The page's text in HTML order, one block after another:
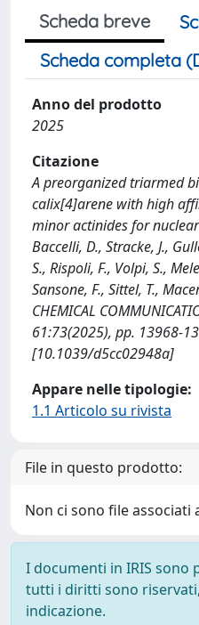
Scheda breve
Scheda completa
Anno del prodotto
2025
Citazione
A preorganized triarmed
calix[4]arene with high
minor actinides for
Baccelli, D., Stracke, J.,
S., Rispoli, F., Volpi, S.,
Sansone, F., Sittel, T.,
CHEMICAL
61:73(2025), pp. 13968-
[10.1039/d5cc02948a]
Appare nelle tipologie:
1.1 Articolo su rivista
File in questo prodotto:
Non ci sono file
I documenti in IRIS
tutti i diritti sono
indicazione.